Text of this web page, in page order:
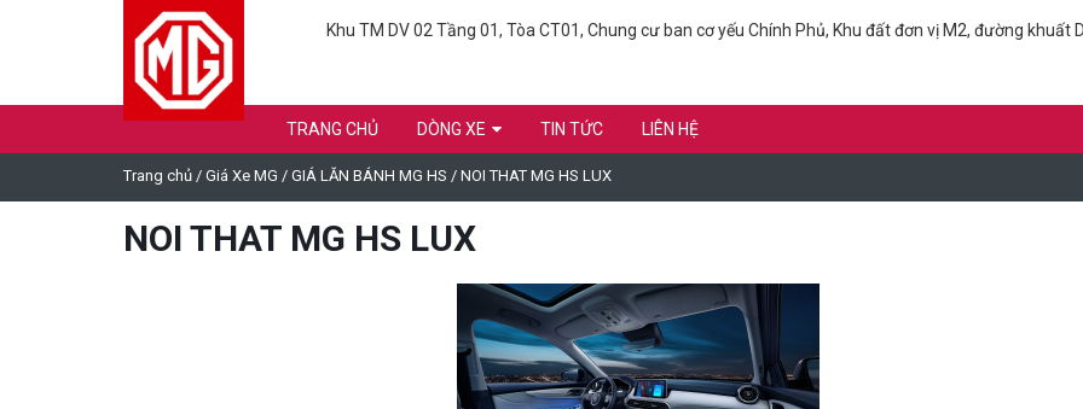
Khu TM DV 02 Tầng 01, Tòa CT01, Chung cư ban cơ yếu Chính Phủ, Khu đất đơn vị M2, đường khuất
TRANG CHỦ DÒNG XE TIN TỨC LIÊN HỆ
Trang chủ / Giá Xe MG / GIÁ LĂN BÁNH MG HS / NOI THAT MG HS LUX
NOI THAT MG HS LUX